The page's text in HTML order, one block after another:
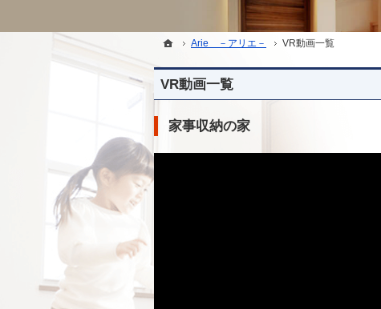
ホーム
Arie －アリエ－ VR動画一覧
VR動画一覧
家事収納の家
ホーム
Arie －アリエ－ VR動画一覧